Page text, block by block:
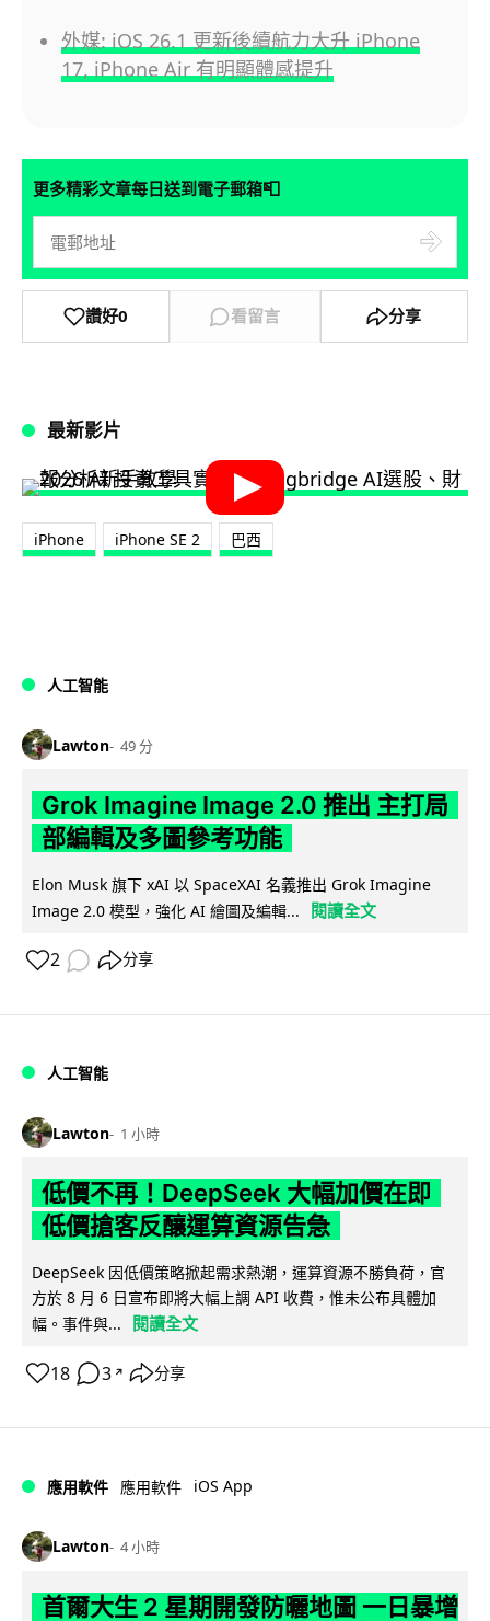
外媒: iOS 26.1 更新後續航力大升 iPhone
17, iPhone Air 有明顯體感提升
更多精彩文章每日送到電子郵箱📮
讚好0 看留言 分享
最新影片
iPhone iPhone SE 2 巴西
人工智能
Lawton 49 分
Grok Imagine Image 2.0 推出 主打局
部編輯及多圖參考功能
Elon Musk 旗下 xAI 以 SpaceXAI 名義推出 Grok Imagine
Image 2.0 模型，強化 AI 繪圖及編輯...
閱讀全文
2 分享
人工智能
Lawton 1 小時
低價不再！DeepSeek 大幅加價在即
低價搶客反釀運算資源告急
DeepSeek 因低價策略掀起需求熱潮，運算資源不勝負荷，官
方於 8 月 6 日宣布即將大幅上調 API 收費，惟未公布具體加
幅。事件與...
閱讀全文
18 3 ↗ 分享
應用軟件 應用軟件 iOS App
Lawton 4 小時
首爾大生 2 星期開發防曬地圖 一日暴增